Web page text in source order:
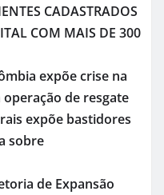
CADASTRADOS
COM MAIS DE 300
expõe crise na
de resgate
expõe bastidores
sobre
de Expansão